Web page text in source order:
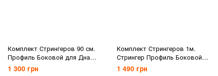
Комплект Стрингеров 90 см.
Профиль Боковой для Дна
лодок ПВХ 90 см.
1 300 грн
Комплект Стрингеров 1м.
Стрингер Профиль Боковой
для Дна Лодок ПВХ
1 490 грн